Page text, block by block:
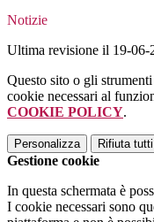
Notizie
Ultima revisione il 19-06-
Questo sito o gli
cookie necessari al
COOKIE POLICY.
Personalizza Rifiuta tutti
Gestione cookie
In questa schermata è
I cookie necessari sono